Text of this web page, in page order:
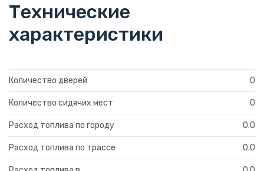
Технические
характеристики
Количество дверей 0
Количество сидячих мест 0
Расход топлива по городу 0.0
Расход топлива по трассе 0.0